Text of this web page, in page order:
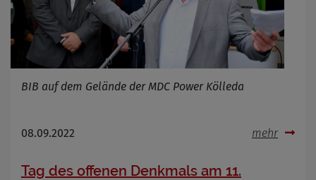
BIB auf dem Gelände der MDC Power Kölleda
08.09.2022 mehr
Tag des offenen Denkmals am 11.